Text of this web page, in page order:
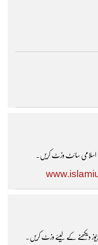
اسلامی سائٹ وزٹ کریں۔
دیکھنے کے لیئے وزٹ کریں۔